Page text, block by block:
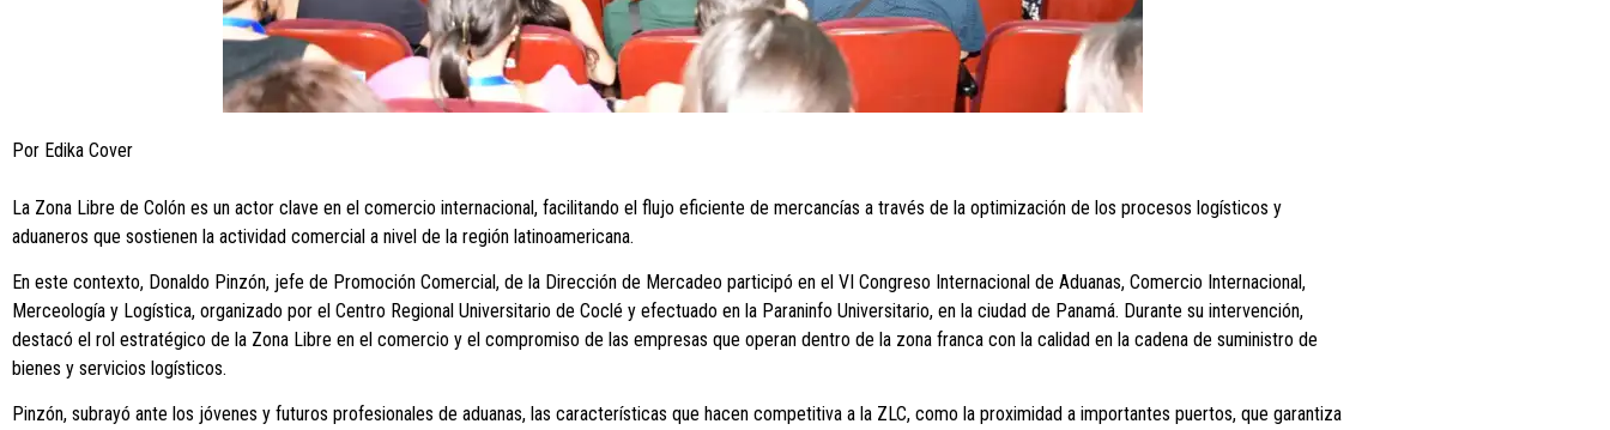
Por Edika Cover
La Zona Libre de Colón es un actor clave en el comercio internacional, facilitando el flujo eficiente de mercancías a través de la optimización de los procesos logísticos y
aduaneros que sostienen la actividad comercial a nivel de la región latinoamericana.
En este contexto, Donaldo Pinzón, jefe de Promoción Comercial, de la Dirección de Mercadeo participó en el VI Congreso Internacional de Aduanas, Comercio Internacional,
Merceología y Logística, organizado por el Centro Regional Universitario de Coclé y efectuado en la Paraninfo Universitario, en la ciudad de Panamá. Durante su intervención,
destacó el rol estratégico de la Zona Libre en el comercio y el compromiso de las empresas que operan dentro de la zona franca con la calidad en la cadena de suministro de
bienes y servicios logísticos.
Pinzón, subrayó ante los jóvenes y futuros profesionales de aduanas, las características que hacen competitiva a la ZLC, como la proximidad a importantes puertos, que garantiza